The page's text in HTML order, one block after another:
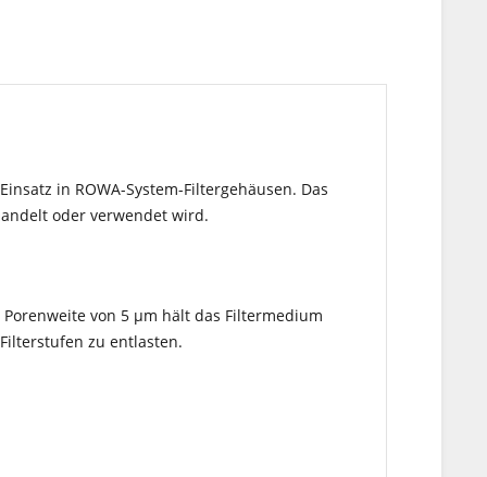
in ROWA-System-Filtergehäusen. Das
oder verwendet wird.
von 5 µm hält das Filtermedium
zu entlasten.